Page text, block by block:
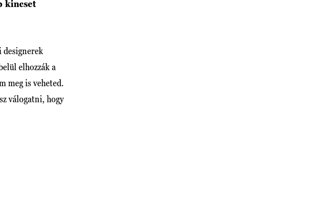
kincset
designerek
elhozzák a
meg is veheted.
válogatni, hogy